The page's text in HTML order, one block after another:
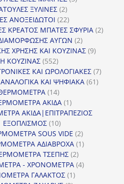
ΞΥΛΙΝΕΣ 22
προϊόντα
ΑΝΟΞΕΙΔΩΤΟΙ 2222
προϊόντα
ΚΡΕΑΤΟΣ ΜΠΑΤΕΣ ΣΦΥΡΙΑ 22
ΑΥΓΩΝ 22
προϊόντα
ΧΡΗΣΗΣ ΚΑΙ ΚΟΥΖΙΝΑΣ 99
ΚΟΥΖΙΝΑΣ 552552
προϊόντα
ΚΑΙ ΩΡΟΛΟΓΙΑΚΕΣ 77
ΚΑΙ ΨΗΦΙΑΚΑ 6161
1414
προϊόντα
ΑΚΙΔΑ 11
προϊόν
ΑΚΙΔΑ|ΕΠΙΤΡΑΠΕΖΙΟΣ
ΕΞΟΠΛΙΣΜΟΣ 1010
προϊόντα
SOUS VIDE 22
προϊόντα
ΑΔΙΑΒΡΟΧΑ 11
ΤΣΕΠΗΣ 22
προϊόντα
- ΧΡΟΝΟΜΕΤΡΑ 44
ΓΑΛΑΚΤΟΣ 11